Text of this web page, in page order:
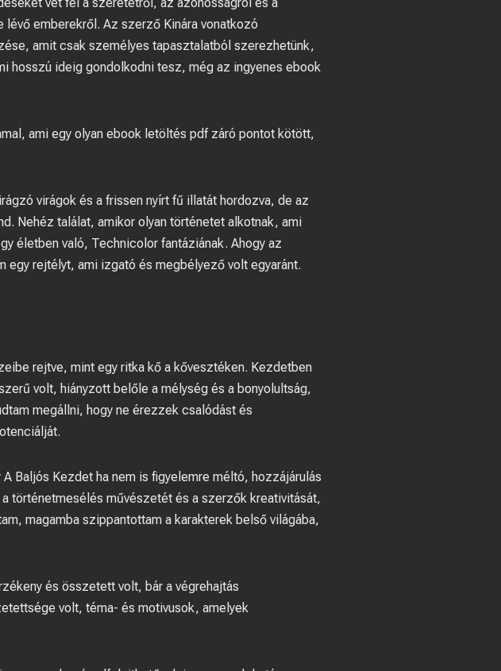
lévő emberekről. Az szerző Kinára vonatkozó
amit csak személyes tapasztalatból szerezhetünk,
hosszú ideig gondolkodni tesz, még az ingyenes ebook
ami egy olyan ebook letöltés pdf záró pontot kötött,
virágok és a frissen nyírt fű illatát hordozva, de az
Nehéz találat, amikor olyan történetet alkotnak, ami
életben való, Technicolor fantáziának. Ahogy az
rejtélyt, ami izgató és megbélyező volt egyaránt.
rejtve, mint egy ritka kő a kővesztéken. Kezdetben
volt, hiányzott belőle a mélység és a bonyolultság,
megállni, hogy ne érezzek csalódást és
Baljós Kezdet ha nem is figyelemre méltó, hozzájárulás
történetmesélés művészetét és a szerzők kreativitását,
magamba szippantottam a karakterek belső világába,
és összetett volt, bár a végrehajtás
volt, téma- és motivusok, amelyek